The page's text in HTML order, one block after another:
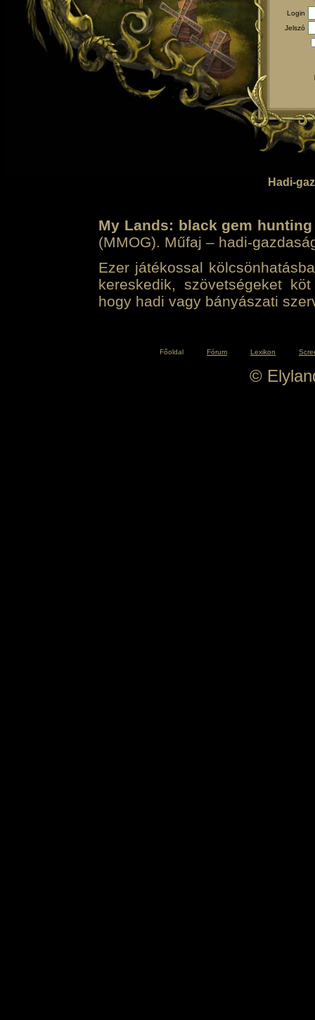
Login
Jelszó
Hadi-
My Lands: black gem hunting
(MMOG). Műfaj – hadi-
Ezer játékossal
kereskedik, szövetségeket
hogy hadi vagy bányászati
Főoldal Fórum Lexikon
©